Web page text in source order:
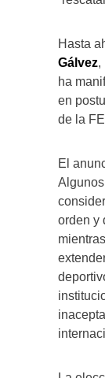
Hasta
Gálvez,
ha
en
de la
El
orden y